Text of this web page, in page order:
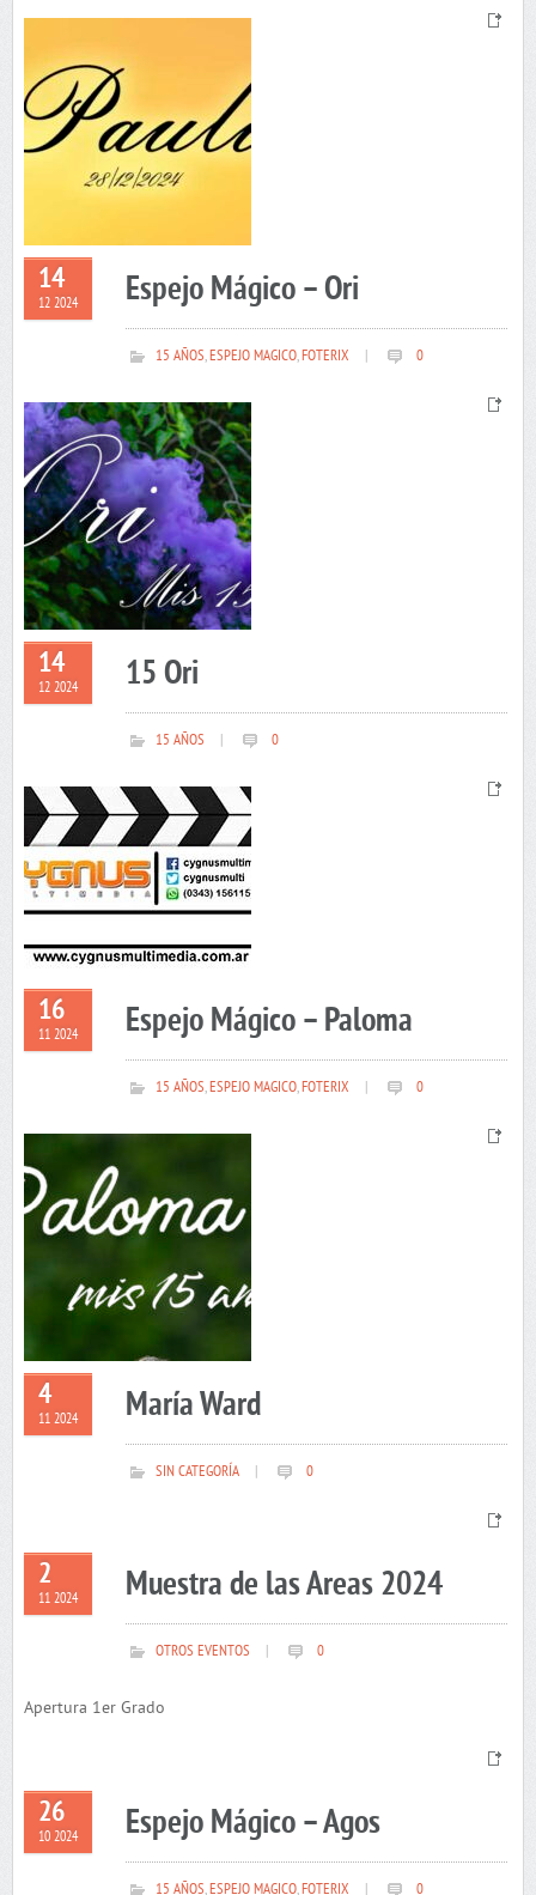
14
12 2024 Espejo Mágico – Ori
15 AÑOS,ESPEJO MAGICO,FOTERIX 0
14
12 2024 15 Ori
15 AÑOS 0
16
11 2024 Espejo Mágico – Paloma
15 AÑOS,ESPEJO MAGICO,FOTERIX 0
4
11 2024 María Ward
SIN CATEGORÍA 0
2
11 2024 Muestra de las Areas 2024
OTROS EVENTOS 0
Apertura 1er Grado
26
10 2024 Espejo Mágico – Agos
15 AÑOS,ESPEJO MAGICO,FOTERIX 0